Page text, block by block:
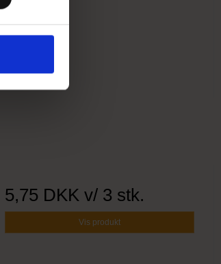
5,75 DKK v/ 3 stk.
Vis produkt